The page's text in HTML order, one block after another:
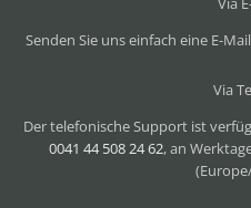
Senden Sie uns einfach eine E-
Via
Der telefonische Support ist
0041 44 508 24 62, an